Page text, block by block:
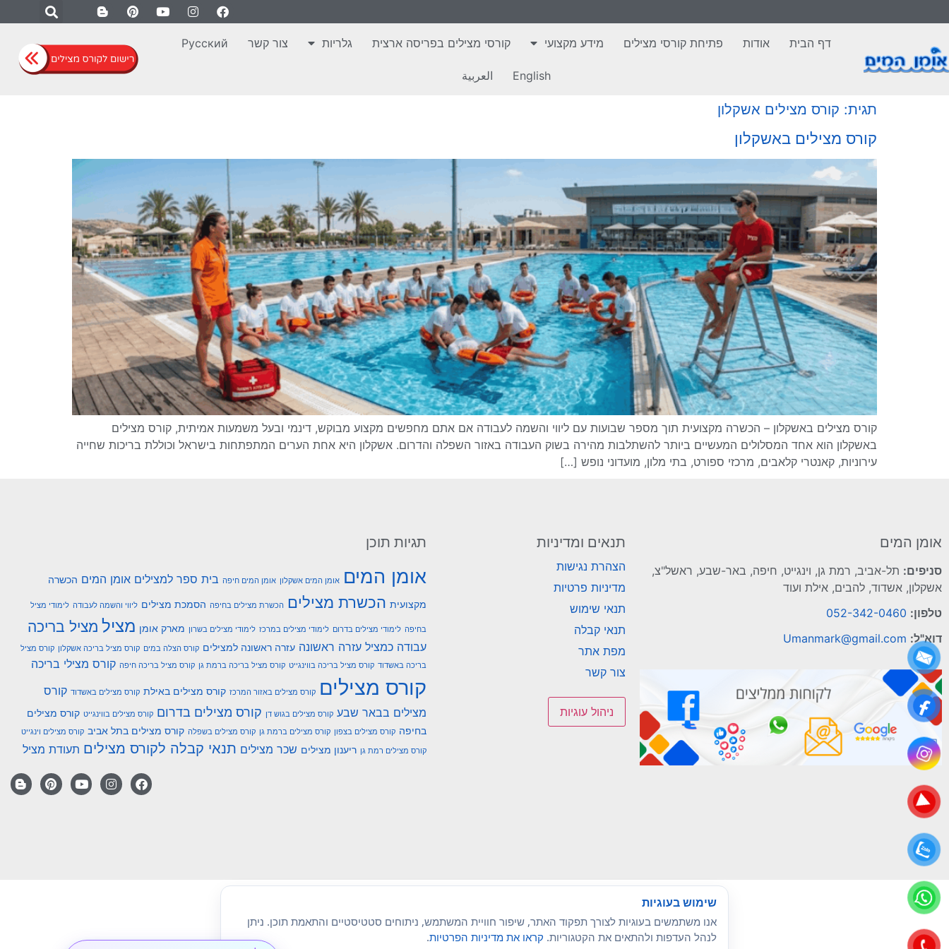
דף הבית אודות פתיחת קורסי מצילים מידע מקצועי קורסי מצילים בפריסה ארצית גלריות צור קשר Русский
English العربية
תגית: קורס מצילים אשקלון
קורס מצילים באשקלון
קורס מצילים באשקלון – הכשרה מקצועית תוך מספר שבועות עם ליווי והשמה לעבודה אם אתם מחפשים מקצוע מבוקש, דינמי ובעל משמעות אמיתית, קורס מצילים
באשקלון הוא אחד המסלולים המעשיים ביותר להשתלבות מהירה בשוק העבודה באזור השפלה והדרום. אשקלון היא אחת הערים המתפתחות בישראל וכוללת בריכות שחייה
עירוניות, קאנטרי קלאבים, מרכזי ספורט, בתי מלון, מועדוני נופש […]
אומן המים
סניפים: תל-אביב, רמת גן, וינגייט, חיפה, באר-שבע, ראשל"צ,
אשקלון, אשדוד, להבים, אילת ועוד
טלפון: 052-342-0460
דוא"ל: Umanmark@gmail.com
תנאים ומדיניות
הצהרת נגישות
מדיניות פרטיות
תנאי שימוש
תנאי קבלה
מפת אתר
צור קשר
ניהול עוגיות
תגיות תוכן
אומן המים אומן המים אשקלון אומן המים חיפה בית ספר למצילים אומן המים הכשרה
מקצועית הכשרת מצילים הכשרת מצילים בחיפה הסמכת מצילים ליווי והשמה לעבודה לימודי מציל
בחיפה לימודי מצילים בדרום לימודי מצילים במרכז לימודי מצילים בשרון מארק אומן מציל מציל בריכה
עבודה כמציל עזרה ראשונה עזרה ראשונה למצילים קורס הצלה במים קורס מציל בריכה אשקלון קורס מציל
בריכה באשדוד קורס מציל בריכה בווינגייט קורס מציל בריכה ברמת גן קורס מציל בריכה חיפה קורס מצילי בריכה
קורס מצילים קורס מצילים באזור המרכז קורס מצילים באילת קורס מצילים באשדוד קורס
מצילים בבאר שבע קורס מצילים בגוש דן קורס מצילים בדרום קורס מצילים בווינגייט קורס מצילים
בחיפה קורס מצילים בצפון קורס מצילים ברמת גן קורס מצילים בשפלה קורס מצילים בתל אביב קורס מצילים וינגייט
קורס מצילים רמת גן ריענון מצילים שכר מצילים תנאי קבלה לקורס מצילים תעודת מציל
שימוש בעוגיות
אנו משתמשים בעוגיות לצורך תפקוד האתר, שיפור חוויית המשתמש, ניתוחים סטטיסטיים והתאמת תוכן. ניתן
לנהל העדפות ולהתאים את הקטגוריות. קראו את מדיניות הפרטיות.